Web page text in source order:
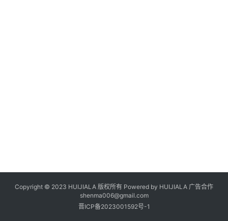
Copyright © 2023 HUIJIALA 版权所有 Powered by HUIJIALA 广告合作
shenma006@gmail.com
晋ICP备2023001592号-1